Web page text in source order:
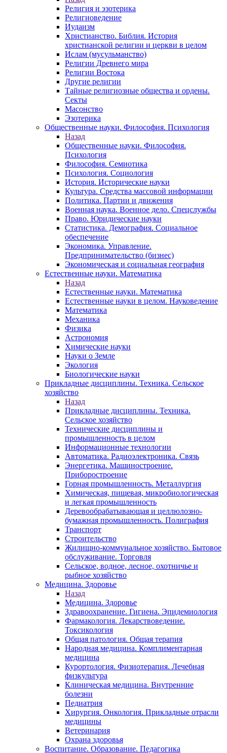
Религия и эзотерика
Религиоведение
Иудаизм
Христианство. Библия. История
христианской религии и церкви в целом
Ислам (мусульманство)
Религии Древнего мира
Религии Востока
Другие религии
Тайные религиозные общества и ордены.
Секты
Масонство
Эзотерика
Общественные науки. Философия. Психология
Назад
Общественные науки. Философия.
Психология
Философия. Семиотика
Психология. Социология
История. Исторические науки
Культура. Средства массовой информации
Политика. Партии и движения
Военная наука. Военное дело. Спецслужбы
Право. Юридические науки
Статистика. Демография. Социальное
обеспечение
Экономика. Управление.
Предпринимательство (бизнес)
Экономическая и социальная география
Естественные науки. Математика
Назад
Естественные науки. Математика
Естественные науки в целом. Науковедение
Математика
Механика
Физика
Астрономия
Химические науки
Науки о Земле
Экология
Биологические науки
Прикладные дисциплины. Техника. Сельское
хозяйство
Назад
Прикладные дисциплины. Техника.
Сельское хозяйство
Технические дисциплины и
промышленность в целом
Информационные технологии
Автоматика. Радиоэлектроника. Связь
Энергетика. Машиностроение.
Приборостроение
Горная промышленность. Металлургия
Химическая, пищевая, микробиологическая
и легкая промышленность
Деревообрабатывающая и целлюлозно-
бумажная промышленность. Полиграфия
Транспорт
Строительство
Жилищно-коммунальное хозяйство. Бытовое
обслуживание. Торговля
Сельское, водное, лесное, охотничье и
рыбное хозяйство
Медицина. Здоровье
Назад
Медицина. Здоровье
Здравоохранение. Гигиена. Эпидемиология
Фармакология. Лекарствоведение.
Токсикология
Общая патология. Общая терапия
Народная медицина. Комплиментарная
медицина
Курортология. Физиотерапия. Лечебная
физкультура
Клиническая медицина. Внутренние
болезни
Педиатрия
Хирургия. Онкология. Прикладные отрасли
медицины
Ветеринария
Охрана здоровья
Воспитание. Образование. Педагогика